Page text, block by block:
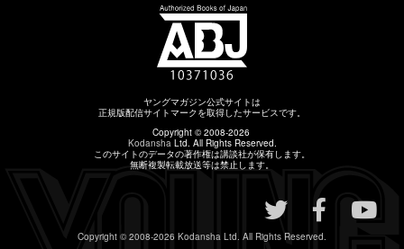
ヤングマガジン公式サイトは
正規版配信サイトマークを取得したサービスです。
Copyright © 2008-2026
Kodansha Ltd. All Rights Reserved.
このサイトのデータの著作権は講談社が保有します。
無断複製転載放送等は禁止します。
Copyright © 2008-2026 Kodansha Ltd. All Rights Reserved.